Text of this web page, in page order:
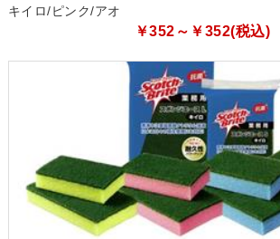
キイロ/ピンク/アオ
￥352～￥352(税込)